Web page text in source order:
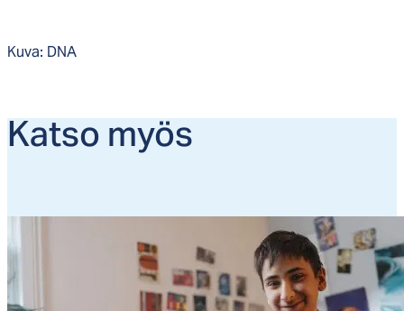
Kuva: DNA
Kat­so myös